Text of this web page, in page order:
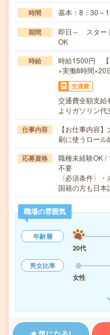
時間 基本：8：30～
期間
即日～ スター
OK
時給
時給1500円 【
×実働8時間×20
交通費
交通費全額支給
よりガソリン代
仕事内容
【お仕事内容
刷に使うロー
応募資格
職種未経験OK /
不要
〈必須条件〉
国籍の方も日
職場の雰囲気
年齢層
20代
男女比率
女性